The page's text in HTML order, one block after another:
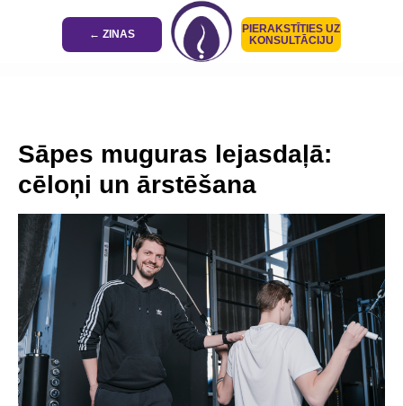
← ZINAS
PIERAKSTĪTIES UZ
KONSULTĀCIJU
Sāpes muguras lejasdaļā:
cēloņi un ārstēšana